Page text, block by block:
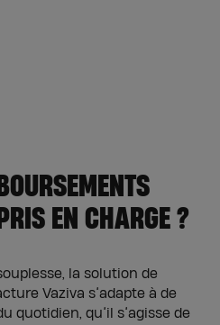
EN CHARGE ?
la solution de
Vaziva s’adapte à de
quotidien, qu’il s’agisse de